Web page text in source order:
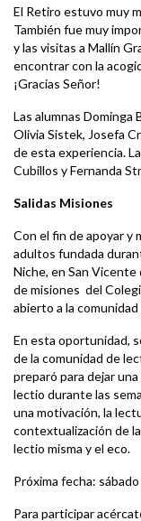
El Retiro estuvo muy
También fue muy
y las visitas a Mallín
encontrar con la
¡Gracias Señor!
Las alumnas Dominga
Olivia Sistek, Josefa
de esta experiencia.
Cubillos y Fernanda
Salidas Misiones
Con el fin de apoyar y
adultos fundada
Niche, en San Vicente
de misiones del
abierto a la comunidad
En esta oportunidad,
de la comunidad de
preparó para dejar
lectio durante las
una motivación, la
contextualización de
lectio misma y el eco.
Próxima fecha:
Para participar